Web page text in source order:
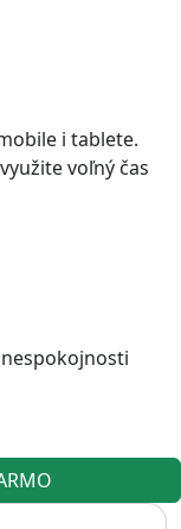
i tablete.
voľný čas